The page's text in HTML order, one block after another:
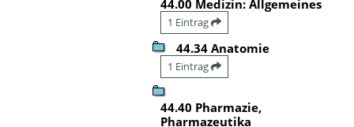
44.00 Medizin: Allgemeines
1 Eintrag
44.34 Anatomie
1 Eintrag
44.40 Pharmazie,
Pharmazeutika